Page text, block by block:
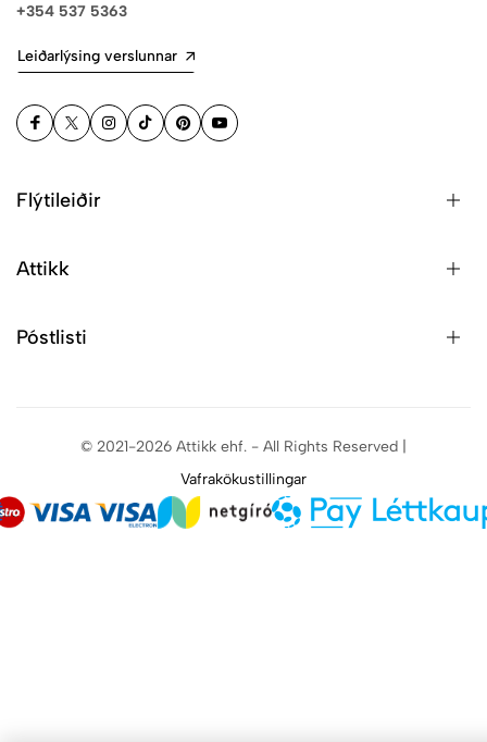
+354 537 5363
Leiðarlýsing verslunnar
Flýtileiðir
Attikk
Póstlisti
© 2021-2026 Attikk ehf. - All Rights Reserved |
Vafrakökustillingar